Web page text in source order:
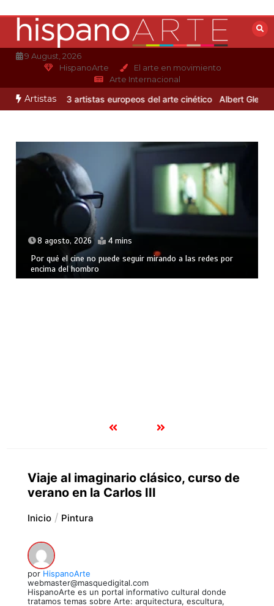
contenido
9 August, 2026
HispanoArte
El arte en movimiento
Arte Internacional
Artistas
Otero 3 artistas europeos del arte cinético Albert Gleizes:
8 agosto, 2026 4 mins
Por qué el cine no puede seguir mirando a las redes por
encima del hombro
Viaje al imaginario clásico, curso de
verano en la Carlos III
Inicio Pintura
por HispanoArte
webmaster@masquedigital.com
HispanoArte es un portal informativo cultural donde
tratamos temas sobre Arte: arquitectura, escultura,